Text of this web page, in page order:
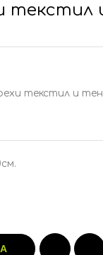
текстил
текстил и